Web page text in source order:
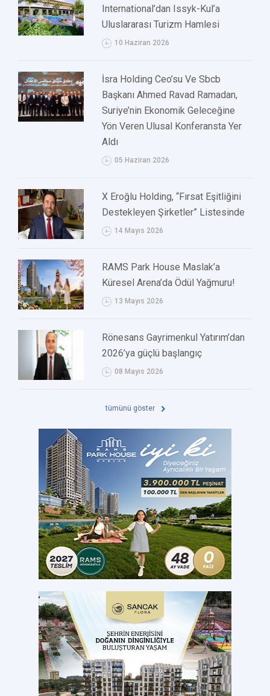
International’dan Issyk-Kul’a
Uluslararası Turizm Hamlesi
10 Haziran 2026
İsra Holding Ceo’su Ve Sbcb
Başkanı Ahmed Ravad Ramadan,
Suriye’nin Ekonomik Geleceğine
Yön Veren Ulusal Konferansta Yer
Aldı
05 Haziran 2026
X Eroğlu Holding, “Fırsat Eşitliğini
Destekleyen Şirketler” Listesinde
14 Mayıs 2026
RAMS Park House Maslak’a
Küresel Arena’da Ödül Yağmuru!
13 Mayıs 2026
Rönesans Gayrimenkul Yatırım’dan
2026’ya güçlü başlangıç
08 Mayıs 2026
tümünü göster